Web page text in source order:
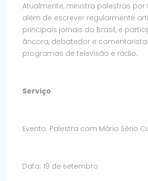
Atualmente, ministra palestras
além de escrever regularmente
principais jornais do Brasil, e
âncora, debatedor e
programas de televisão e rádio.
Serviço
Evento: Palestra com Mário Sério
Data: 19 de setembro